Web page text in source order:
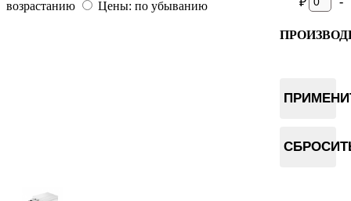
возрастанию
Цены: по убыванию